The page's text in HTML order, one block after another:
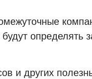
определять
и других